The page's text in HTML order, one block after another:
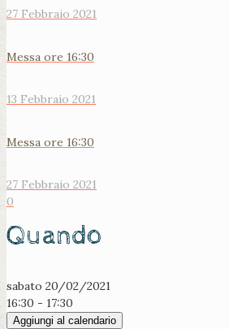
27 Febbraio 2021
Messa ore 16:30
13 Febbraio 2021
Messa ore 16:30
27 Febbraio 2021
0
Quando
sabato 20/02/2021
16:30 - 17:30
Aggiungi al calendario